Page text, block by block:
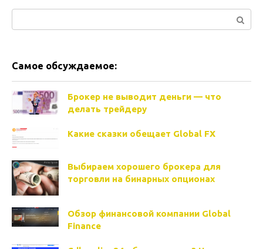
Самое обсуждаемое:
Брокер не выводит деньги — что
делать трейдеру
Какие сказки обещает Global FX
Выбираем хорошего брокера для
торговли на бинарных опционах
Обзор финансовой компании Global
Finance